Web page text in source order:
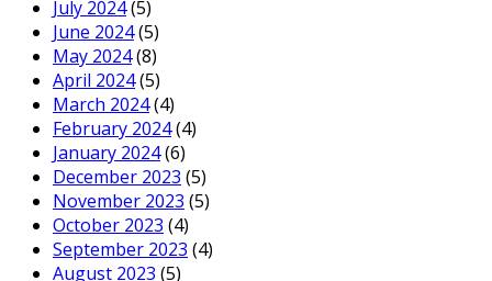
July 2024(5)
June 2024(5)
May 2024(8)
April 2024(5)
March 2024(4)
February 2024(4)
January 2024(6)
December 2023 (5)
November 2023 (5)
October 2023 (4)
September 2023 (4)
August 2023 (5)